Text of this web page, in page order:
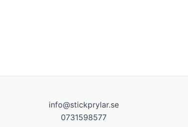
info@stickprylar.se
0731598577